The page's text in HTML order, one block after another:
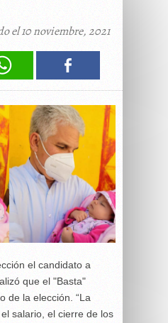
el 10 noviembre, 2021
el candidato a
que el "Basta"
de la elección. “La
salario, el cierre de los